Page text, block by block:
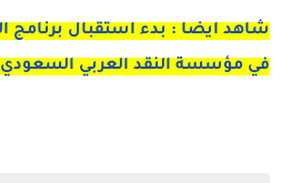
في مؤسسة النقد العربي السعودي